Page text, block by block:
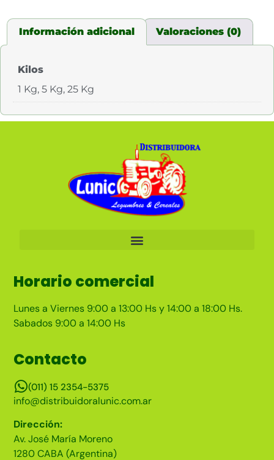
Información adicional Valoraciones (0)
Kilos
1 Kg, 5 Kg, 25 Kg
Horario comercial
Lunes a Viernes 9:00 a 13:00 Hs y 14:00 a 18:00 Hs.
Sabados 9:00 a 14:00 Hs
Contacto
(011) 15 2354-5375
info@distribuidoralunic.com.ar
Dirección:
Av. José María Moreno
1280 CABA (Argentina)